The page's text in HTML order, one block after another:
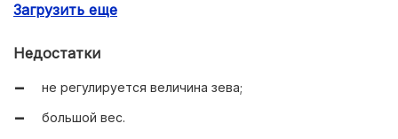
Т-образная ручка.
Загрузить еще
Недостатки
не регулируется величина зева;
большой вес.